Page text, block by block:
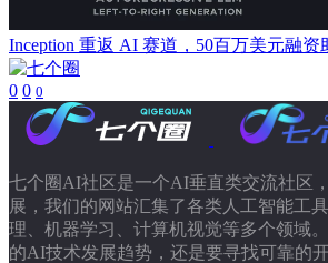
Inception 重返 AI 赛道，50百万美元融资
0 0 0
七个圈AI社区是一个AI垂直类交流社区
展，我们的网站汇集了各类人工智能工
理、机器学习、计算机视觉等多个领域
的AI技术发展趋势，还是要寻找可靠的